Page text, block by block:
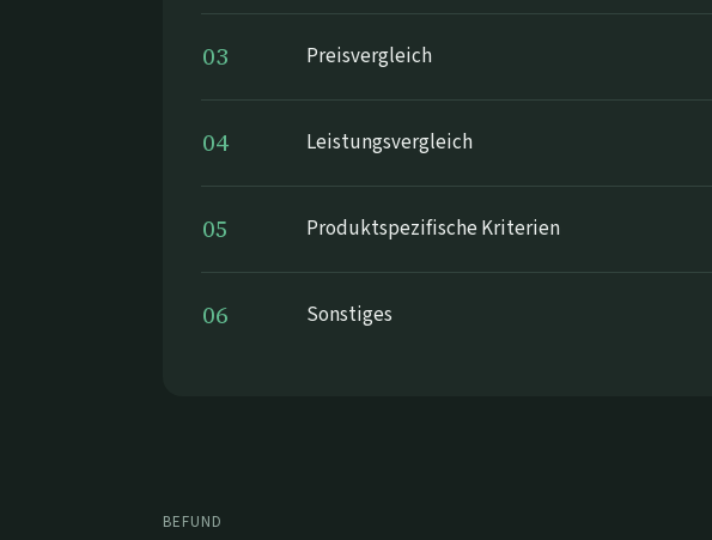
03 Preisvergleich
04 Leistungsvergleich
05 Produktspezifische Kriterien
06 Sonstiges
BEFUND